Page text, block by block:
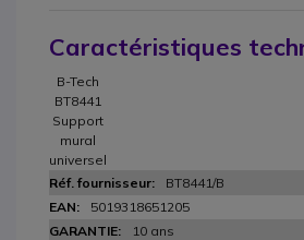
Caractéristiques
B-Tech
BT8441
Support
mural
universel
BT8441/B
5019318651205
10 ans